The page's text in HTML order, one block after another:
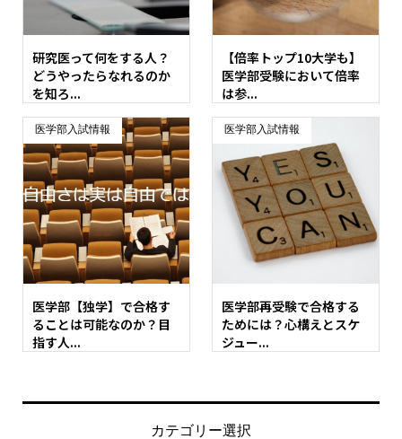
研究医って何をする人？
どうやったらなれるのか
を知ろ...
【倍率トップ10大学も】
医学部受験において倍率
は参...
医学部入試情報
医学部【独学】で合格す
ることは可能なのか？目
指す人...
医学部入試情報
医学部再受験で合格する
ためには？心構えとスケ
ジュー...
カテゴリー選択